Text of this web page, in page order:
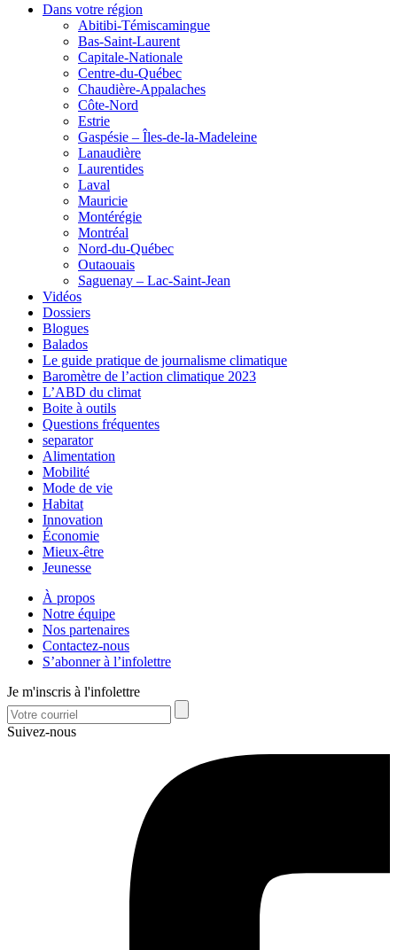
Dans votre région
Abitibi-Témiscamingue
Bas-Saint-Laurent
Capitale-Nationale
Centre-du-Québec
Chaudière-Appalaches
Côte-Nord
Estrie
Gaspésie – Îles-de-la-Madeleine
Lanaudière
Laurentides
Laval
Mauricie
Montérégie
Montréal
Nord-du-Québec
Outaouais
Saguenay – Lac-Saint-Jean
Vidéos
Dossiers
Blogues
Balados
Le guide pratique de journalisme climatique
Baromètre de l’action climatique 2023
L’ABD du climat
Boite à outils
Questions fréquentes
separator
Alimentation
Mobilité
Mode de vie
Habitat
Innovation
Économie
Mieux-être
Jeunesse
À propos
Notre équipe
Nos partenaires
Contactez-nous
S’abonner à l’infolettre
Je m'inscris à l'infolettre
Suivez-nous